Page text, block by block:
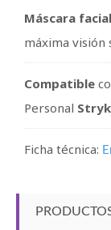
Máscara
máxima visión
Compatible
Personal
Ficha técnica: